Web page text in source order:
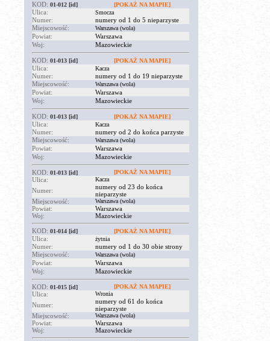
KOD: 01-012 [id] [POKAŻ NA MAPIE]
Ulica: Smocza
Numer:
numery od 1 do 5 nieparzyste
Miejscowość:
Warszawa (wola)
Powiat:
Warszawa
Woj:
Mazowieckie
KOD: 01-013 [id] [POKAŻ NA MAPIE]
Ulica: Kacza
Numer:
numery od 1 do 19 nieparzyste
Miejscowość:
Warszawa (wola)
Powiat:
Warszawa
Woj:
Mazowieckie
KOD: 01-013 [id] [POKAŻ NA MAPIE]
Ulica: Kacza
Numer:
numery od 2 do końca parzyste
Miejscowość:
Warszawa (wola)
Powiat:
Warszawa
Woj:
Mazowieckie
KOD: 01-013 [id] [POKAŻ NA MAPIE]
Ulica: Kacza
Numer:
numery od 23 do końca
nieparzyste
Miejscowość:
Warszawa (wola)
Powiat:
Warszawa
Woj:
Mazowieckie
KOD: 01-014 [id] [POKAŻ NA MAPIE]
Ulica: żytnia
Numer:
numery od 1 do 30 obie strony
Miejscowość:
Warszawa (wola)
Powiat:
Warszawa
Woj:
Mazowieckie
KOD: 01-015 [id] [POKAŻ NA MAPIE]
Ulica: Wronia
Numer:
numery od 61 do końca
nieparzyste
Miejscowość:
Warszawa (wola)
Powiat:
Warszawa
Woj:
Mazowieckie